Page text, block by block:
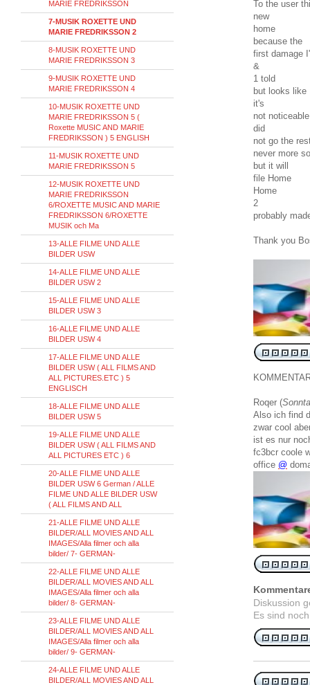
To the user
new
home
because the
first damage
&
1 told
but looks like
it's
not noticeable
did
not go the
never more so
but it will
file Home
Home
2
probably
Thank you
Roqer (
Also ich find
zwar cool
ist es nur
fc3bcr coole
office @
Diskussion
Es sind
MARIE FREDRIKSSON
7-MUSIK ROXETTE UND
MARIE FREDRIKSSON 2
8-MUSIK ROXETTE UND
MARIE FREDRIKSSON 3
9-MUSIK ROXETTE UND
MARIE FREDRIKSSON 4
10-MUSIK ROXETTE UND
MARIE FREDRIKSSON 5 (
Roxette MUSIC AND MARIE
FREDRIKSSON ) 5 ENGLISH
11-MUSIK ROXETTE UND
MARIE FREDRIKSSON 5
12-MUSIK ROXETTE UND
MARIE FREDRIKSSON
6/ROXETTE MUSIC AND MARIE
FREDRIKSSON 6/ROXETTE
MUSIK och Ma
13-ALLE FILME UND ALLE
BILDER USW
14-ALLE FILME UND ALLE
BILDER USW 2
15-ALLE FILME UND ALLE
BILDER USW 3
16-ALLE FILME UND ALLE
BILDER USW 4
17-ALLE FILME UND ALLE
BILDER USW ( ALL FILMS AND
ALL PICTURES.ETC ) 5
ENGLISCH
18-ALLE FILME UND ALLE
BILDER USW 5
19-ALLE FILME UND ALLE
BILDER USW ( ALL FILMS AND
ALL PICTURES ETC ) 6
20-ALLE FILME UND ALLE
BILDER USW 6 German / ALLE
FILME UND ALLE BILDER USW
( ALL FILMS AND ALL
21-ALLE FILME UND ALLE
BILDER/ALL MOVIES AND ALL
IMAGES/Alla filmer och alla
bilder/ 7- GERMAN-
22-ALLE FILME UND ALLE
BILDER/ALL MOVIES AND ALL
IMAGES/Alla filmer och alla
bilder/ 8- GERMAN-
23-ALLE FILME UND ALLE
BILDER/ALL MOVIES AND ALL
IMAGES/Alla filmer och alla
bilder/ 9- GERMAN-
24-ALLE FILME UND ALLE
BILDER/ALL MOVIES AND ALL